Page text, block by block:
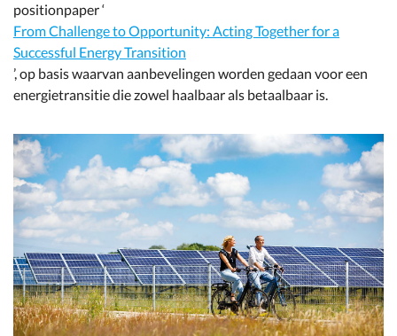
positionpaper ‘
From Challenge to Opportunity: Acting Together for a
Successful Energy Transition
’, op basis waarvan aanbevelingen worden gedaan voor een
energietransitie die zowel haalbaar als betaalbaar is.